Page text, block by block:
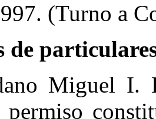
(Turno a
de
Miguel I.
permiso